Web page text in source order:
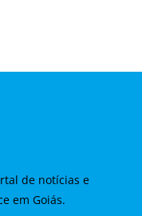
de notícias e
em Goiás.